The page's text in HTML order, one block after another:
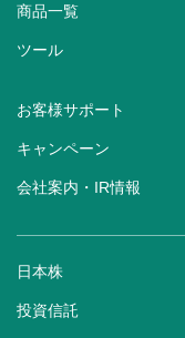
商品一覧
ツール
お客様サポート
キャンペーン
会社案内・IR情報
日本株
投資信託